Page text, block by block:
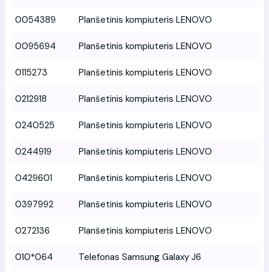
0054389 Planšetinis kompiuteris LENOVO
0095694 Planšetinis kompiuteris LENOVO
0115273 Planšetinis kompiuteris LENOVO
0212918 Planšetinis kompiuteris LENOVO
0240525 Planšetinis kompiuteris LENOVO
0244919 Planšetinis kompiuteris LENOVO
0429601 Planšetinis kompiuteris LENOVO
0397992 Planšetinis kompiuteris LENOVO
0272136 Planšetinis kompiuteris LENOVO
010*064 Telefonas Samsung Galaxy J6